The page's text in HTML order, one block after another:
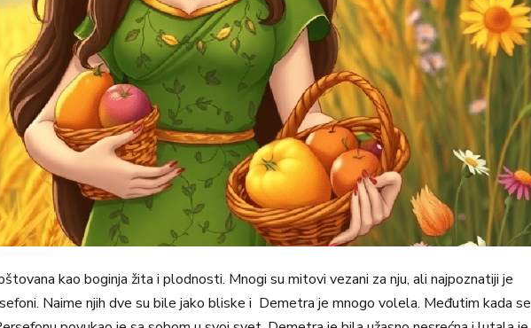
kao boginja žita i plodnosti. Mnogi su mitovi vezani za nju, ali najpoznatiji je
Naime njih dve su bile jako bliske i Demetra je mnogo volela. Međutim kada se